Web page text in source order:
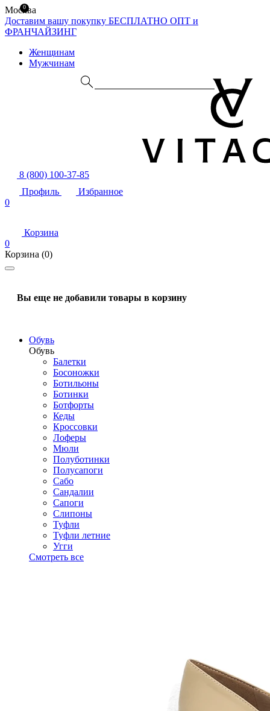
Москва
Доставим вашу покупку БЕСПЛАТНО ОПТ и
ФРАНЧАЙЗИНГ
Женщинам
Мужчинам
8 (800) 100-37-85
Профиль
Избранное
0
Корзина
0
Корзина (0)
Вы еще не добавили товары в корзину
Обувь
Обувь
Балетки
Босоножки
Ботильоны
Ботинки
Ботфорты
Кеды
Кроссовки
Лоферы
Мюли
Полуботинки
Полусапоги
Сабо
Сандалии
Сапоги
Слипоны
Туфли
Туфли летние
Угги
Смотреть все
0